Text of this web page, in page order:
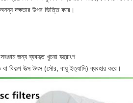
অনন্য দক্ষতার উপর ভিত্তি করে।
জন্য ব্যবহৃত খুচরা যন্ত্রাংশ
বিকল্প উত্স উৎস (সৌর, বায়ু ইত্যাদি) ব্যবহার করে।